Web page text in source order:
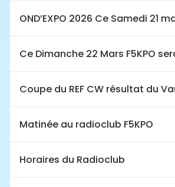
OND’EXPO 2026 Ce Samedi 21
Ce Dimanche 22 Mars F5KPO
Coupe du REF CW résultat du
Matinée au radioclub F5KPO
Horaires du Radioclub